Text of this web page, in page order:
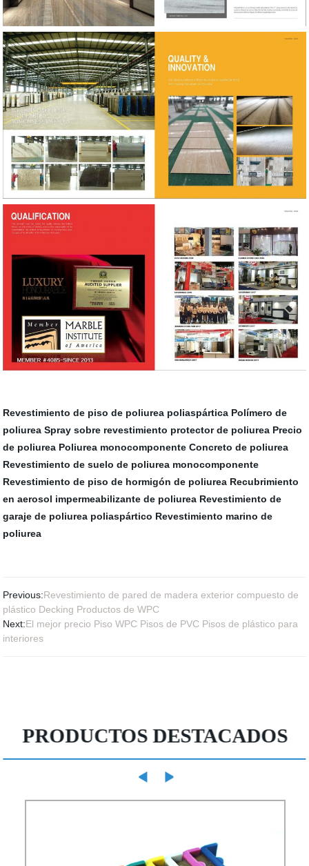
Revestimiento de piso de poliurea poliaspártica Polímero de
poliurea Spray sobre revestimiento protector de poliurea Precio
de poliurea Poliurea monocomponente Concreto de poliurea
Revestimiento de suelo de poliurea monocomponente
Revestimiento de piso de hormigón de poliurea Recubrimiento
en aerosol impermeabilizante de poliurea Revestimiento de
garaje de poliurea poliaspártico Revestimiento marino de
poliurea
Previous:Revestimiento de pared de madera exterior compuesto de
plástico Decking Productos de WPC
Next:El mejor precio Piso WPC Pisos de PVC Pisos de plástico para
interiores
PRODUCTOS DESTACADOS